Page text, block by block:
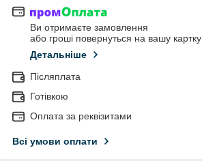
Ви отримаєте замовлення
або гроші повернуться на вашу картку
Детальніше
Післяплата
Готівкою
Оплата за реквізитами
Всі умови оплати